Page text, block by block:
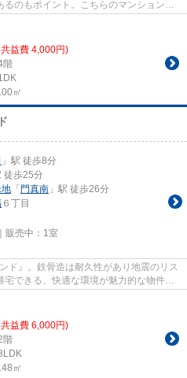
のもポイント。こちらのマンションは
益費 4,000円)
階
㎡
」駅 徒歩8分
徒歩25分
「 門真南 」駅 徒歩26分
６丁目
販売中： 1室
ド』。鉄骨造は耐久性があり地震のリス
できる、快適な環境が魅力的な物件で
益費 6,000円)
階
㎡